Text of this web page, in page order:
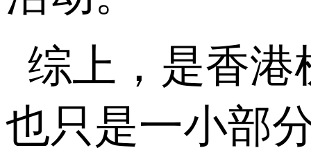
综上，是香港
也只是一小部